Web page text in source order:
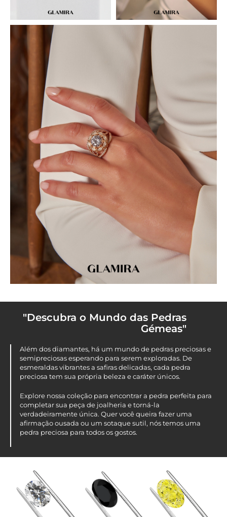
"Descubra o Mundo das Pedras
Gémeas"
Além dos diamantes, há um mundo de pedras preciosas e
semipreciosas esperando para serem exploradas. De
esmeraldas vibrantes a safiras delicadas, cada pedra
preciosa tem sua própria beleza e caráter únicos.
Explore nossa coleção para encontrar a pedra perfeita para
completar sua peça de joalheria e torná-la
verdadeiramente única. Quer você queira fazer uma
afirmação ousada ou um sotaque sutil, nós temos uma
pedra preciosa para todos os gostos.